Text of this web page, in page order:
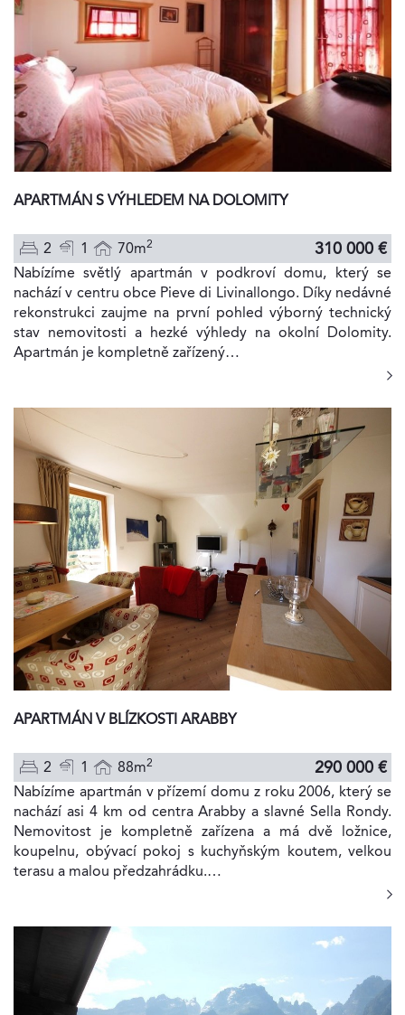
APARTMÁN S VÝHLEDEM NA DOLOMITY
2 1 70m2 310 000 €
Nabízíme světlý apartmán v podkroví domu, který se
nachází v centru obce Pieve di Livinallongo. Díky nedávné
rekonstrukci zaujme na první pohled výborný technický
stav nemovitosti a hezké výhledy na okolní Dolomity.
Apartmán je kompletně zařízený…
APARTMÁN V BLÍZKOSTI ARABBY
2 1 88m2 290 000 €
Nabízíme apartmán v přízemí domu z roku 2006, který se
nachází asi 4 km od centra Arabby a slavné Sella Rondy.
Nemovitost je kompletně zařízena a má dvě ložnice,
koupelnu, obývací pokoj s kuchyňským koutem, velkou
terasu a malou předzahrádku.…